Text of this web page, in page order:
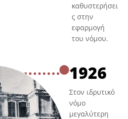
καθυστερήσει
ς στην
εφαρμογή
του νόμου.
1926
Στον ιδρυτικό
νόμο
μεγαλύτερη